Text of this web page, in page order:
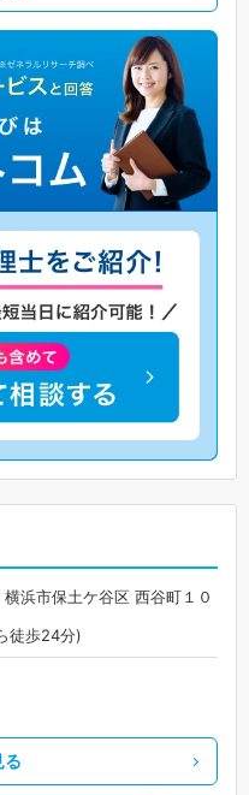
浜市保土ケ谷区 西谷町１０
徒歩24分)
る